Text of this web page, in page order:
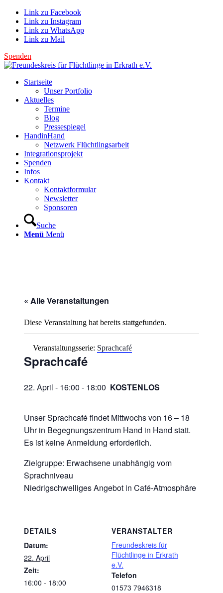
Link zu Facebook
Link zu Instagram
Link zu WhatsApp
Link zu Mail
Spenden
Startseite
Unser Portfolio
Aktuelles
Termine
Blog
Pressespiegel
HandinHand
Netzwerk Flüchtlingsarbeit
Integrationsprojekt
Spenden
Infos
Kontakt
Kontaktformular
Newsletter
Sponsoren
Suche
Menü Menü
« Alle Veranstaltungen
Diese Veranstaltung hat bereits stattgefunden.
Veranstaltungsserie: Sprachcafé
Sprachcafé
22. April - 16:00 - 18:00 KOSTENLOS
Unser Sprachcafé findet Mittwochs von 16 – 18
Uhr in Begegnungszentrum Hand in Hand statt.
Es ist keine Anmeldung erforderlich.
Zielgruppe: Erwachsene unabhängig vom
Sprachniveau
Niedrigschwelliges Angebot in Café-Atmosphäre
DETAILS
Datum:
22. April
Zeit:
16:00 - 18:00
VERANSTALTER
Freundeskreis für
Flüchtlinge in Erkrath
e.V.
Telefon
01573 7946318